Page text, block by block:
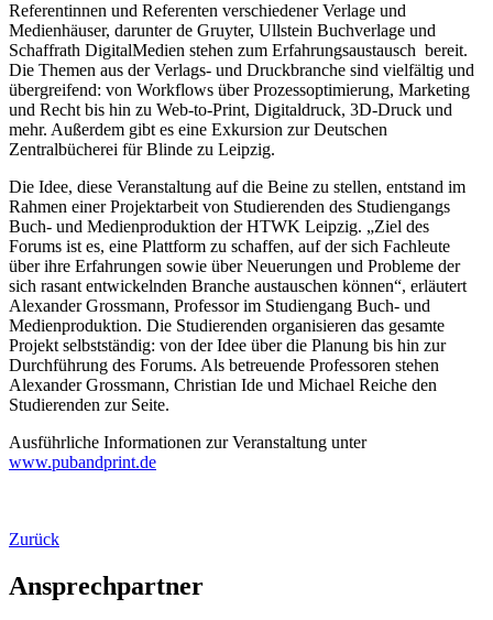
Referentinnen und Referenten verschiedener Verlage und
Medienhäuser, darunter de Gruyter, Ullstein Buchverlage und
Schaffrath DigitalMedien stehen zum Erfahrungsaustausch bereit.
Die Themen aus der Verlags- und Druckbranche sind vielfältig und
übergreifend: von Workflows über Prozessoptimierung, Marketing
und Recht bis hin zu Web-to-Print, Digitaldruck, 3D-Druck und
mehr. Außerdem gibt es eine Exkursion zur Deutschen
Zentralbücherei für Blinde zu Leipzig.
Die Idee, diese Veranstaltung auf die Beine zu stellen, entstand im
Rahmen einer Projektarbeit von Studierenden des Studiengangs
Buch- und Medienproduktion der HTWK Leipzig. „Ziel des
Forums ist es, eine Plattform zu schaffen, auf der sich Fachleute
über ihre Erfahrungen sowie über Neuerungen und Probleme der
sich rasant entwickelnden Branche austauschen können“, erläutert
Alexander Grossmann, Professor im Studiengang Buch- und
Medienproduktion. Die Studierenden organisieren das gesamte
Projekt selbstständig: von der Idee über die Planung bis hin zur
Durchführung des Forums. Als betreuende Professoren stehen
Alexander Grossmann, Christian Ide und Michael Reiche den
Studierenden zur Seite.
Ausführliche Informationen zur Veranstaltung unter
www.pubandprint.de
Zurück
Ansprechpartner